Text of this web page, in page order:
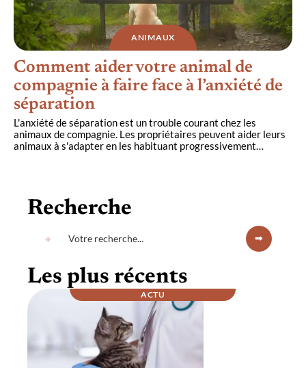
ANIMAUX
Comment aider votre animal de
compagnie à faire face à l’anxiété de
séparation
L'anxiété de séparation est un trouble courant chez les
animaux de compagnie. Les propriétaires peuvent aider leurs
animaux à s'adapter en les habituant progressivement…
Recherche
Les plus récents
ACTU